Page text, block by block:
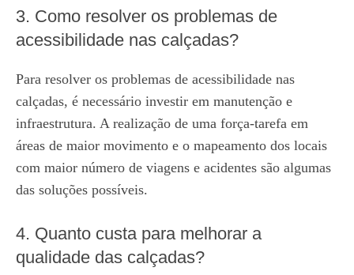
3. Como resolver os problemas de
acessibilidade nas calçadas?
Para resolver os problemas de acessibilidade nas
calçadas, é necessário investir em manutenção e
infraestrutura. A realização de uma força-tarefa em
áreas de maior movimento e o mapeamento dos locais
com maior número de viagens e acidentes são algumas
das soluções possíveis.
4. Quanto custa para melhorar a
qualidade das calçadas?